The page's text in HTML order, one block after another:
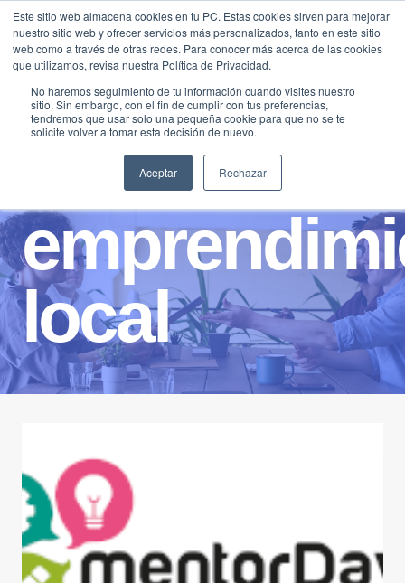
Este sitio web almacena cookies en tu PC. Estas cookies sirven para mejorar
nuestro sitio web y ofrecer servicios más personalizados, tanto en este sitio
web como a través de otras redes. Para conocer más acerca de las cookies
que utilizamos, revisa nuestra Política de Privacidad.
No haremos seguimiento de tu información cuando visites nuestro
sitio. Sin embargo, con el fin de cumplir con tus preferencias,
tendremos que usar solo una pequeña cookie para que no se te
solicite volver a tomar esta decisión de nuevo.
Aceptar Rechazar
Saltar
contenido
local
Traducir »